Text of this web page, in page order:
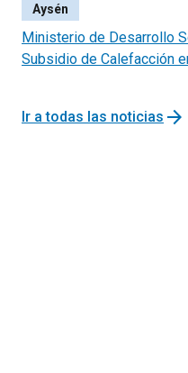
Aysén
Ministerio de Desarrollo
Subsidio de Calefacción
Ir a todas las noticias arrow_forward